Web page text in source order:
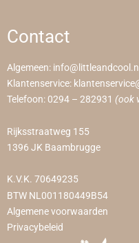
Contact
Algemeen: info@littleandcool.nl
Klantenservice:
Telefoon: 0294 – 282931 (ook
Rijksstraatweg 155
1396 JK Baambrugge
K.V.K. 70649235
BTW NL001180449B54
Algemene voorwaarden
Privacybeleid